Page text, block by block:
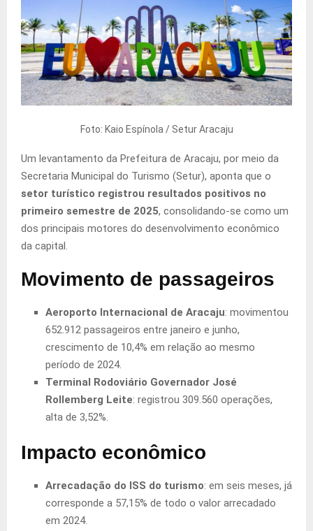
Foto: Kaio Espínola / Setur Aracaju
Um levantamento da Prefeitura de Aracaju, por meio da
Secretaria Municipal do Turismo (Setur), aponta que o
setor turístico registrou resultados positivos no
primeiro semestre de 2025, consolidando-se como um
dos principais motores do desenvolvimento econômico
da capital.
Movimento de passageiros
Aeroporto Internacional de Aracaju: movimentou
652.912 passageiros entre janeiro e junho,
crescimento de 10,4% em relação ao mesmo
período de 2024.
Terminal Rodoviário Governador José
Rollemberg Leite: registrou 309.560 operações,
alta de 3,52%.
Impacto econômico
Arrecadação do ISS do turismo: em seis meses, já
corresponde a 57,15% de todo o valor arrecadado
em 2024.